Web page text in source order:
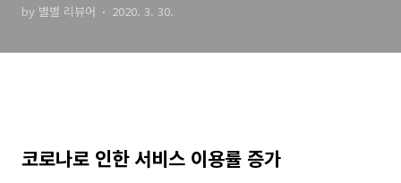
by 별별 리뷰어 2020. 3. 30.
코로나로 인한 서비스 이용률 증가